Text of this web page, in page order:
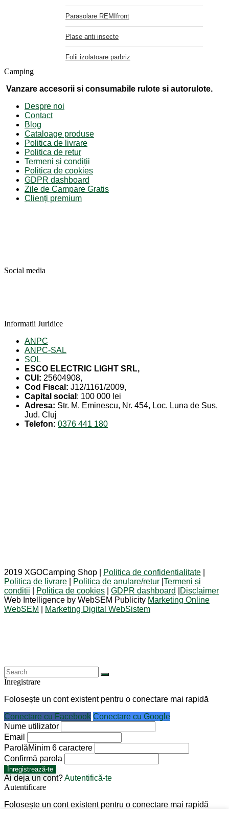
Parasolare REMIfront
Plase anti insecte
Folii izolatoare parbriz
Camping
Vanzare accesorii si consumabile rulote si autorulote.
Despre noi
Contact
Blog
Cataloage produse
Politica de livrare
Politica de retur
Termeni și condiții
Politica de cookies
GDPR dashboard
Zile de Campare Gratis
Clienți premium
Social media
Informatii Juridice
ANPC
ANPC-SAL
SOL
ESCO ELECTRIC LIGHT SRL,
CUI: 25604908,
Cod Fiscal: J12/1161/2009,
Capital social : 100 000 lei
Adresa: Str. M. Eminescu, Nr. 454, Loc. Luna de Sus,
Jud. Cluj
Telefon: 0376 441 180
2019 XGOCamping Shop | Politica de confidentialitate
Politica de livrare
Politica de anulare/retur Termeni si
conditii
Politica de cookies GDPR dashboard
Disclaimer
Web Intelligence by WebSEM Publicity Marketing Online
WebSEM
Marketing Digital WebSistem
Înregistrare
Folosește un cont existent pentru o conectare mai rapidă
Conectare cu Facebook Conectare cu Google
Nume utilizator
Email
ParolăMinim 6 caractere
Confirmă parola
Înregistrează-te
Ai deja un cont?Autentifică-te
Autentificare
Folosește un cont existent pentru o conectare mai rapidă